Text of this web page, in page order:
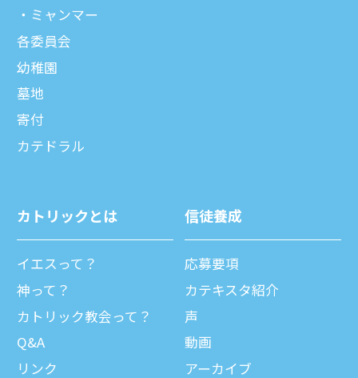
ミャンマー
各委員会
幼稚園
墓地
寄付
カテドラル
カトリックとは
イエスって？
神って？
カトリック教会って？
Q&A
リンク
信徒養成
応募要項
カテキスタ紹介
声
動画
アーカイブ